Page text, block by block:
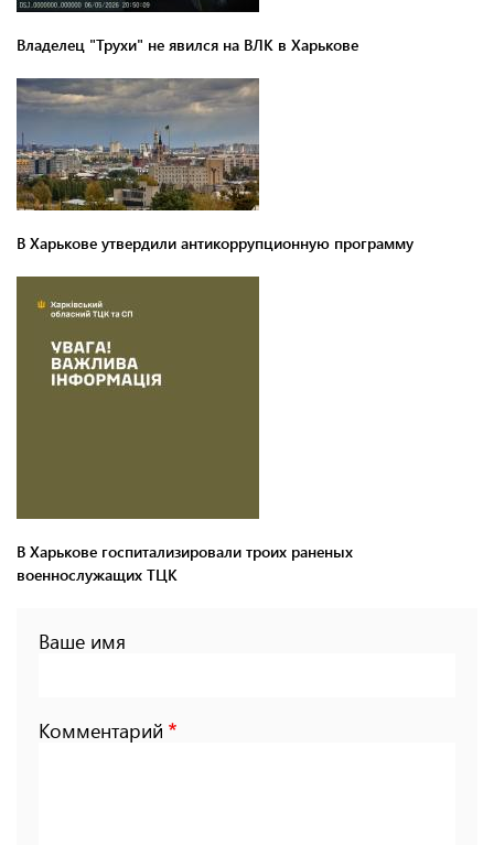
Владелец "Трухи" не явился на ВЛК в Харькове
В Харькове утвердили антикоррупционную программу
В Харькове госпитализировали троих раненых
военнослужащих ТЦК
Ваше имя
Комментарий